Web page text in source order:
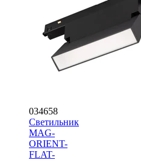
034658
Светильник
MAG-
ORIENT-
FLAT-